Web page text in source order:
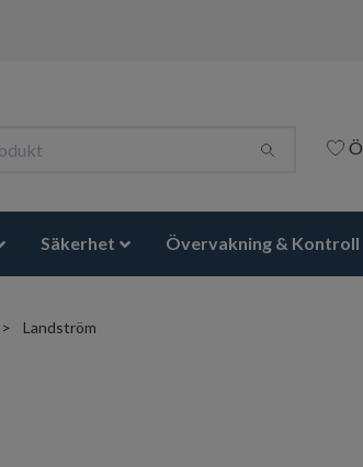
Säkerhet Övervakning & Kontroll
Landström